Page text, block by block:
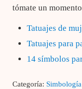
tómate un
Tatuajes de
Tatuajes para
14 símbolos
Categoría: